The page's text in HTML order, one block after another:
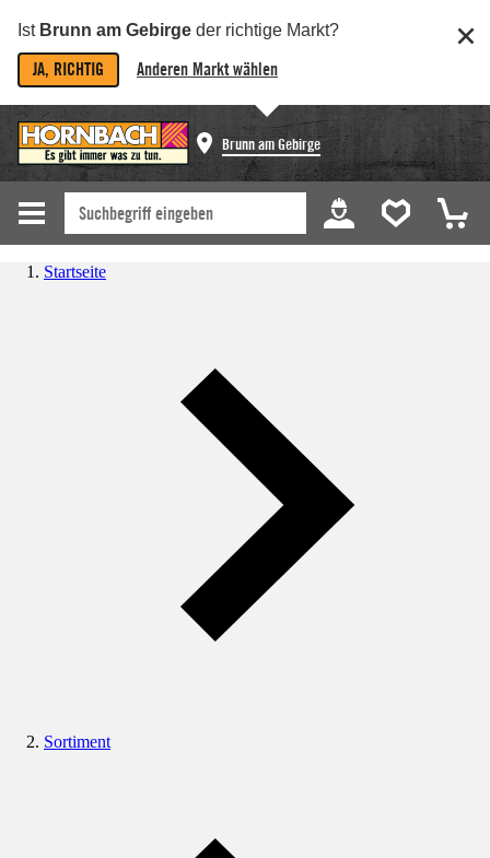
Ist Brunn am Gebirge der richtige Markt?
JA, RICHTIG Anderen Markt wählen
Brunn am Gebirge
Startseite
Sortiment